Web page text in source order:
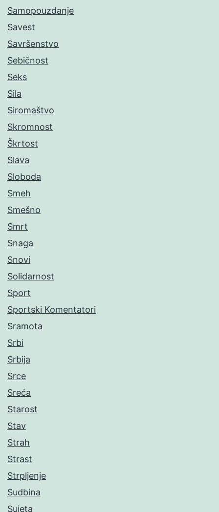
Samopouzdanje
Savest
Savršenstvo
Sebičnost
Seks
Sila
Siromaštvo
Skromnost
Škrtost
Slava
Sloboda
Smeh
Smešno
Smrt
Snaga
Snovi
Solidarnost
Sport
Sportski Komentatori
Sramota
Srbi
Srbija
Srce
Sreća
Starost
Stav
Strah
Strast
Strpljenje
Sudbina
Sujeta